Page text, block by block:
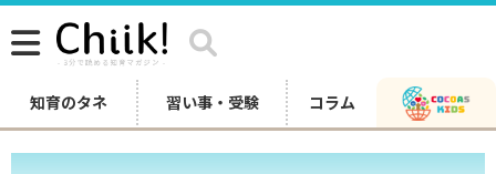
知育のタネ 習い事・受験 コラム